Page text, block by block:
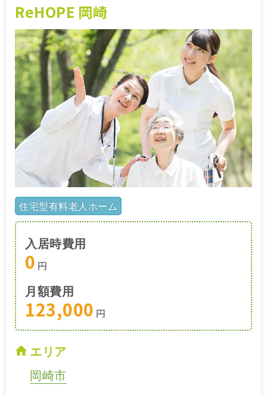
ReHOPE 岡崎
住宅型有料老人ホーム
入居時費用
0 円
月額費用
123,000 円
エリア
岡崎市